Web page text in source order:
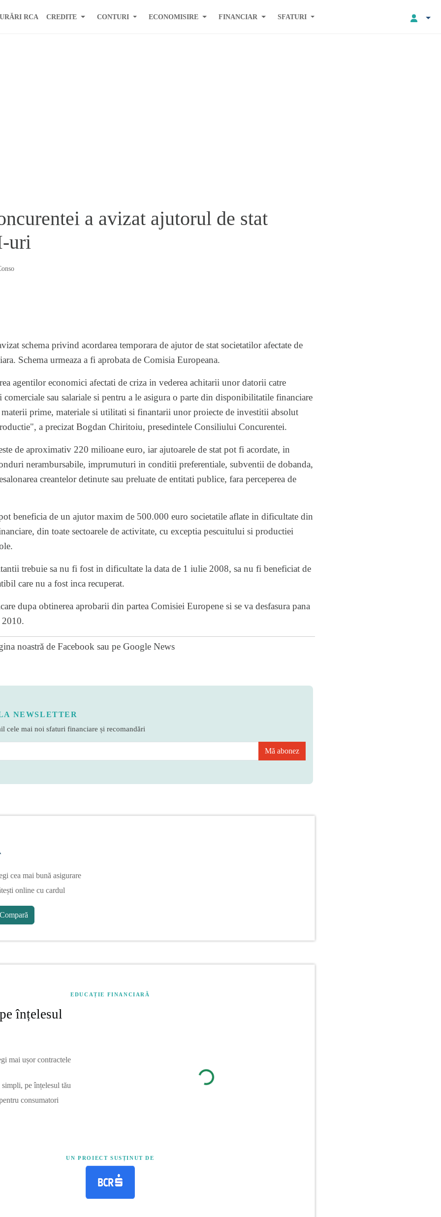
RCA CREDITE CONTURI ECONOMISIRE FINANCIAR SFATURI
a avizat ajutorul de stat
uri
schema privind acordarea temporara de ajutor de stat societatilor afectate de
Schema urmeaza a fi aprobata de Comisia Europeana.
agentilor economici afectati de criza in vederea achitarii unor datorii catre
sau salariale si pentru a le asigura o parte din disponibilitatile financiare
materii prime, materiale si utilitati si finantarii unor proiecte de investitii absolut
a precizat Bogdan Chiritoiu, presedintele Consiliului Concurentei.
de aproximativ 220 milioane euro, iar ajutoarele de stat pot fi acordate, in
nerambursabile, imprumuturi in conditii preferentiale, subventii de dobanda,
creantelor detinute sau preluate de entitati publice, fara perceperea de
beneficia de un ajutor maxim de 500.000 euro societatile aflate in dificultate din
din toate sectoarele de activitate, cu exceptia pescuitului si productiei
trebuie sa nu fi fost in dificultate la data de 1 iulie 2008, sa nu fi beneficiat de
care nu a fost inca recuperat.
dupa obtinerea aprobarii din partea Comisiei Europene si se va desfasura pana
noastră de Facebook sau pe Google News
NEWSLETTER
cele mai noi sfaturi financiare și recomandări
Mă abonez
cea mai bună asigurare
online cu cardul
Compară
EDUCAȚIE FINANCIARĂ
înțelesul
mai ușor contractele
pe înțelesul tău
consumatori
UN PROIECT SUSȚINUT DE